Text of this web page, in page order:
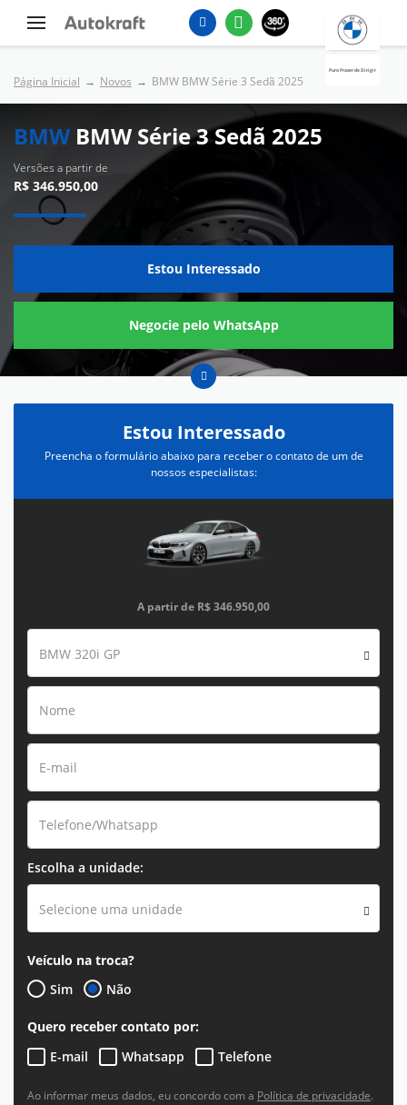
Puro Prazer de Dirigir
Página Inicial Novos BMW BMW Série 3 Sedã 2025
BMW BMW Série 3 Sedã 2025
Versões a partir de
R$ 346.950,00
Estou Interessado
Negocie pelo WhatsApp
Estou Interessado
Preencha o formulário abaixo para receber o contato de um de
nossos especialistas:
A partir de R$ 346.950,00
BMW 320i GP
Escolha a unidade:
Selecione uma unidade
Veículo na troca?
Sim
Não
Quero receber contato por:
E-mail
Whatsapp Telefone
Ao informar meus dados, eu concordo com a Política de privacidade.